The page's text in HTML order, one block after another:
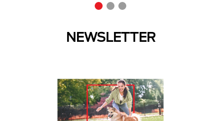
NEWSLETTER